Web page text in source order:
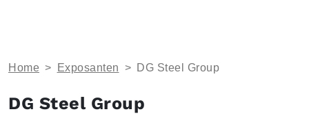
Home > Exposanten > DG Steel Group
DG Steel Group